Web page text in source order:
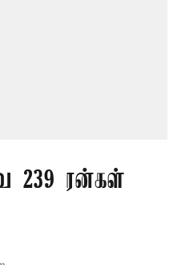
239 ரன்கள்